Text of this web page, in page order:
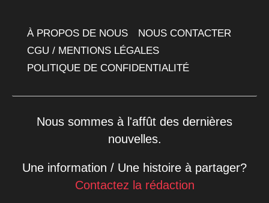
À PROPOS DE NOUS
NOUS CONTACTER
CGU / MENTIONS LÉGALES
POLITIQUE DE CONFIDENTIALITÉ
Nous sommes à l'affût des dernières
nouvelles.
Une information / Une histoire à partager?
Contactez la rédaction